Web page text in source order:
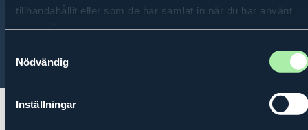
tillhandahållit eller som de har samlat in när du har använt
Nödvändig
Inställningar
Om ossKontaktIntegritetspolicy
© 2026 Kungl. Ingenjörsvetenskapsakademien (IVA)